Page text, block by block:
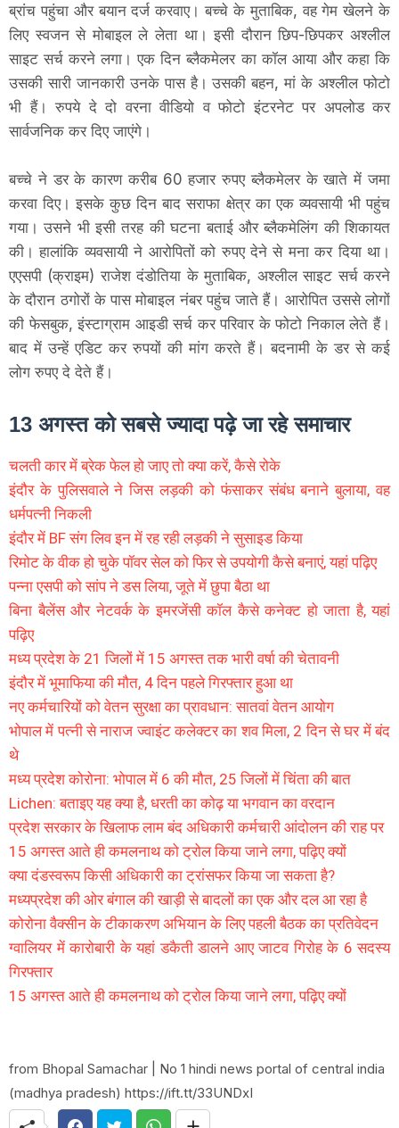
ब्रांच पहुंचा और बयान दर्ज करवाए। बच्चे के मुताबिक, वह गेम खेलने के
लिए स्वजन से मोबाइल ले लेता था। इसी दौरान छिप-छिपकर अश्लील
साइट सर्च करने लगा। एक दिन ब्लैकमेलर का कॉल आया और कहा कि
उसकी सारी जानकारी उनके पास है। उसकी बहन, मां के अश्लील फोटो
भी हैं। रुपये दे दो वरना वीडियो व फोटो इंटरनेट पर अपलोड कर
सार्वजनिक कर दिए जाएंगे।
बच्चे ने डर के कारण करीब 60 हजार रुपए ब्लैकमेलर के खाते में जमा
करवा दिए। इसके कुछ दिन बाद सराफा क्षेत्र का एक व्यवसायी भी पहुंच
गया। उसने भी इसी तरह की घटना बताई और ब्लैकमेलिंग की शिकायत
की। हालांकि व्यवसायी ने आरोपितों को रुपए देने से मना कर दिया था।
एएसपी (क्राइम) राजेश दंडोतिया के मुताबिक, अश्लील साइट सर्च करने
के दौरान ठगोरों के पास मोबाइल नंबर पहुंच जाते हैं। आरोपित उससे लोगों
की फेसबुक, इंस्टाग्राम आइडी सर्च कर परिवार के फोटो निकाल लेते हैं।
बाद में उन्हें एडिट कर रुपयों की मांग करते हैं। बदनामी के डर से कई
लोग रुपए दे देते हैं।
13 अगस्त को सबसे ज्यादा पढ़े जा रहे समाचार
चलती कार में ब्रेक फेल हो जाए तो क्या करें, कैसे रोके
इंदौर के पुलिसवाले ने जिस लड़की को फंसाकर संबंध बनाने बुलाया, वह
धर्मपत्नी निकली
इंदौर में BF संग लिव इन में रह रही लड़की ने सुसाइड किया
रिमोट के वीक हो चुके पॉवर सेल को फिर से उपयोगी कैसे बनाएं, यहां पढ़िए
पन्ना एसपी को सांप ने डस लिया, जूते में छुपा बैठा था
बिना बैलेंस और नेटवर्क के इमरजेंसी कॉल कैसे कनेक्ट हो जाता है, यहां
पढ़िए
मध्य प्रदेश के 21 जिलों में 15 अगस्त तक भारी वर्षा की चेतावनी
इंदौर में भूमाफिया की मौत, 4 दिन पहले गिरफ्तार हुआ था
नए कर्मचारियों को वेतन सुरक्षा का प्रावधान: सातवां वेतन आयोग
भोपाल में पत्नी से नाराज ज्वाइंट कलेक्टर का शव मिला, 2 दिन से घर में बंद
थे
मध्य प्रदेश कोरोना: भोपाल में 6 की मौत, 25 जिलों में चिंता की बात
Lichen: बताइए यह क्या है, धरती का कोढ़ या भगवान का वरदान
प्रदेश सरकार के खिलाफ लाम बंद अधिकारी कर्मचारी आंदोलन की राह पर
15 अगस्त आते ही कमलनाथ को ट्रोल किया जाने लगा, पढ़िए क्यों
क्या दंडस्वरूप किसी अधिकारी का ट्रांसफर किया जा सकता है?
मध्यप्रदेश की ओर बंगाल की खाड़ी से बादलों का एक और दल आ रहा है
कोरोना वैक्सीन के टीकाकरण अभियान के लिए पहली बैठक का प्रतिवेदन
ग्वालियर में कारोबारी के यहां डकैती डालने आए जाटव गिरोह के 6 सदस्य
गिरफ्तार
15 अगस्त आते ही कमलनाथ को ट्रोल किया जाने लगा, पढ़िए क्यों
from Bhopal Samachar | No 1 hindi news portal of central india
(madhya pradesh) https://ift.tt/33UNDxI